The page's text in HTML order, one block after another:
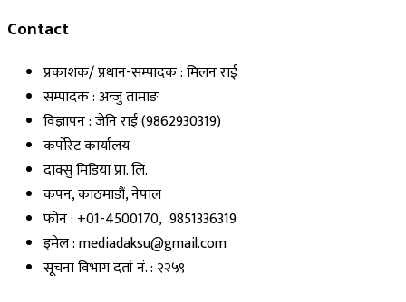
Contact
प्रकाशक/ प्रधान-सम्पादक : मिलन राई
सम्पादक : अन्जु तामाङ
विज्ञापन : जेनि राई (9862930319)
कर्पोरेट कार्यालय
दाक्सु मिडिया प्रा. लि.
कपन, काठमाडौं, नेपाल
फोन : +01-4500170, 9851336319
इमेल : mediadaksu@gmail.com
सूचना विभाग दर्ता नं. : २२५९